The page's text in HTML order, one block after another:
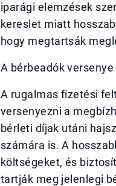
iparági elemzések
kereslet miatt
hogy megtartsák
A bérbeadók
A rugalmas fizetési
versenyezni a
bérleti díjak utáni
számára is. A
költségeket, és
tartják meg jelenlegi